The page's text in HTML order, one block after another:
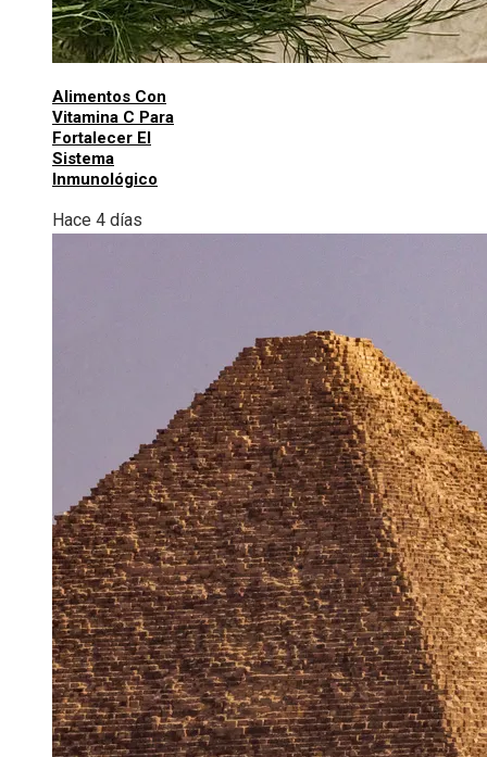
Alimentos Con
Vitamina C Para
Fortalecer El
Sistema
Inmunológico
Hace 4 días